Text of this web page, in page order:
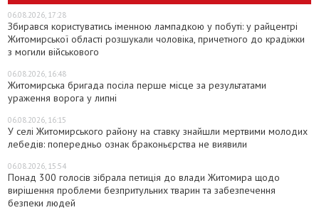
06.08.2026, 17:28
Збирався користуватись іменною лампадкою у побуті: у райцентрі
Житомирської області розшукали чоловіка, причетного до крадіжки
з могили військового
06.08.2026, 16:48
Житомирська бригада посіла перше місце за результатами
ураження ворога у липні
06.08.2026, 16:15
У селі Житомирського району на ставку знайшли мертвими молодих
лебедів: попередньо ознак браконьєрства не виявили
06.08.2026, 15:54
Понад 300 голосів зібрала петиція до влади Житомира щодо
вирішення проблеми безпритульних тварин та забезпечення
безпеки людей